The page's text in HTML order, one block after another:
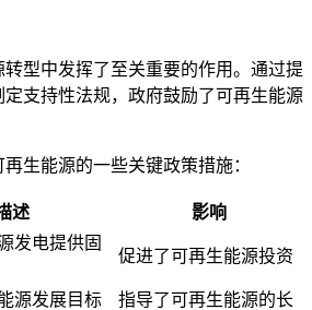
型中发挥了至关重要的作用。通过提
支持性法规，政府鼓励了可再生能源
生能源的一些关键政策措施：
述
影响
发电提供固
促进了可再生能源投资
源发展目标
指导了可再生能源的长